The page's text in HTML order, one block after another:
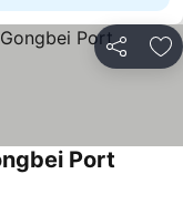
分享 放
Port